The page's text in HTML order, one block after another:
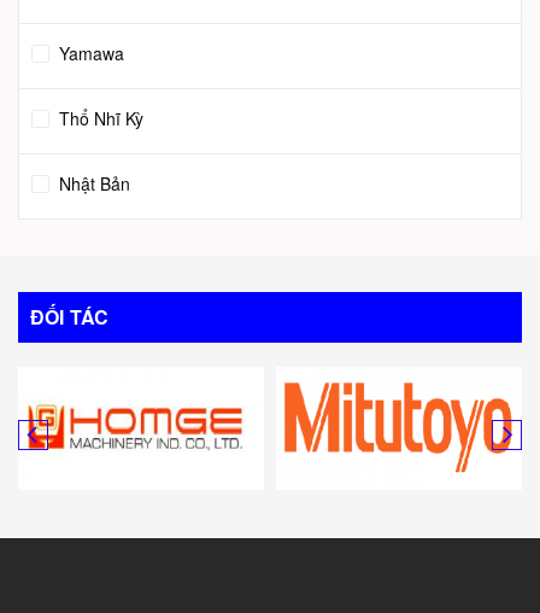
Yamawa
Thổ Nhĩ Kỳ
Nhật Bản
Italy
Canada
ĐỐI TÁC